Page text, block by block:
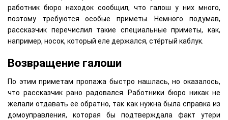
работник бюро находок сообщил, что галош у них много,
поэтому требуются особые приметы. Немного подумав,
рассказчик перечислил такие специальные приметы, как,
например, носок, который еле держался, стёртый каблук.
Возвращение галоши
По этим приметам пропажа быстро нашлась, но оказалось,
что рассказчик рано радовался. Работники бюро никак не
желали отдавать её обратно, так как нужна была справка из
домоуправления, которая бы подтверждала факт утери